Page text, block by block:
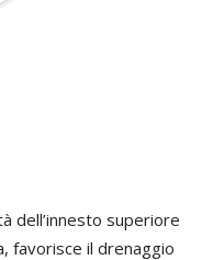
dell’innesto superiore
favorisce il drenaggio